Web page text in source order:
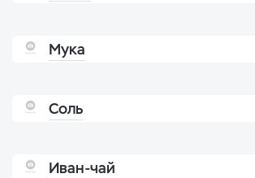
Мука
Соль
Иван-чай